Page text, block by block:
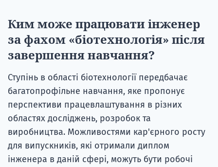
Ким може працювати інженер
за фахом «біотехнологія» після
завершення навчання?
Ступінь в області біотехнології передбачає
багатопрофільне навчання, яке пропонує
перспективи працевлаштування в різних
областях досліджень, розробок та
виробництва. Можливостями кар'єрного росту
для випускників, які отримали диплом
інженера в даній сфері, можуть бути робочі